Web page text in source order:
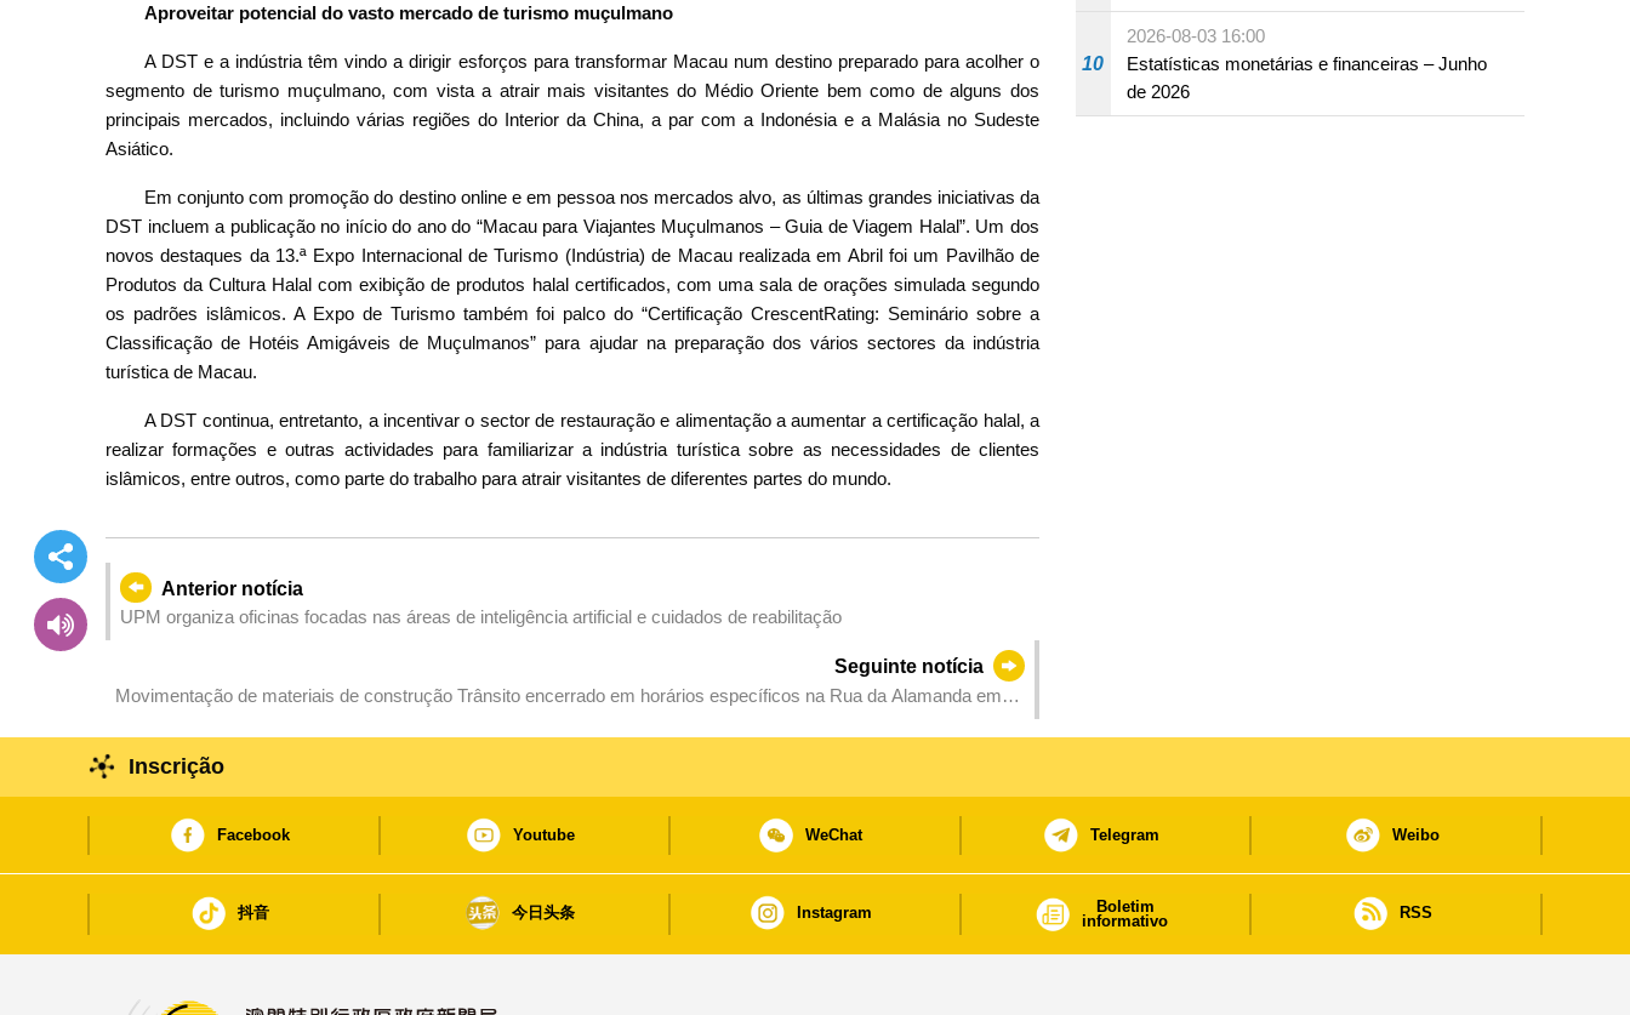
Aproveitar potencial do vasto mercado de turismo muçulmano
A DST e a indústria têm vindo a dirigir esforços para transformar Macau num destino preparado para acolher o
segmento de turismo muçulmano, com vista a atrair mais visitantes do Médio Oriente bem como de alguns dos
principais mercados, incluindo várias regiões do Interior da China, a par com a Indonésia e a Malásia no Sudeste
Asiático.
Em conjunto com promoção do destino online e em pessoa nos mercados alvo, as últimas grandes iniciativas da
DST incluem a publicação no início do ano do “Macau para Viajantes Muçulmanos – Guia de Viagem Halal”. Um dos
novos destaques da 13.ª Expo Internacional de Turismo (Indústria) de Macau realizada em Abril foi um Pavilhão de
Produtos da Cultura Halal com exibição de produtos halal certificados, com uma sala de orações simulada segundo
os padrões islâmicos. A Expo de Turismo também foi palco do “Certificação CrescentRating: Seminário sobre a
Classificação de Hotéis Amigáveis de Muçulmanos” para ajudar na preparação dos vários sectores da indústria
turística de Macau.
A DST continua, entretanto, a incentivar o sector de restauração e alimentação a aumentar a certificação halal, a
realizar formações e outras actividades para familiarizar a indústria turística sobre as necessidades de clientes
islâmicos, entre outros, como parte do trabalho para atrair visitantes de diferentes partes do mundo.
Anterior notícia
UPM organiza oficinas focadas nas áreas de inteligência artificial e cuidados de reabilitação
Seguinte notícia
Movimentação de materiais de construção Trânsito encerrado em horários específicos na Rua da Alamanda em
Informação
10
2026-08-03 16:00
Estatísticas monetárias e financeiras – Junho
de 2026
Inscrição
Facebook Youtube WeChat Telegram Weibo
抖音 今日头条 Instagram
Boletim
informativo
RSS